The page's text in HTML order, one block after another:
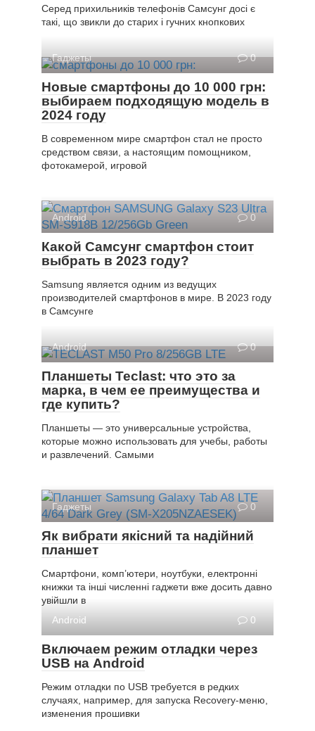
Серед прихильників телефонів Самсунг досі є
такі, що звикли до старих і гучних кнопкових
Гаджеты 0
Новые смартфоны до 10 000 грн:
выбираем подходящую модель в
2024 году
В современном мире смартфон стал не просто
средством связи, а настоящим помощником,
фотокамерой, игровой
Android 0
Какой Самсунг смартфон стоит
выбрать в 2023 году?
Samsung является одним из ведущих
производителей смартфонов в мире. В 2023 году
в Самсунге
Android 0
Планшеты Teclast: что это за
марка, в чем ее преимущества и
где купить?
Планшеты — это универсальные устройства,
которые можно использовать для учебы, работы
и развлечений. Самыми
Гаджеты 0
Як вибрати якісний та надійний
планшет
Смартфони, комп’ютери, ноутбуки, електронні
книжки та інші численні гаджети вже досить давно
увійшли в
Android
0
Включаем режим отладки через
USB на Android
Режим отладки по USB требуется в редких
случаях, например, для запуска Recovery-меню,
изменения прошивки